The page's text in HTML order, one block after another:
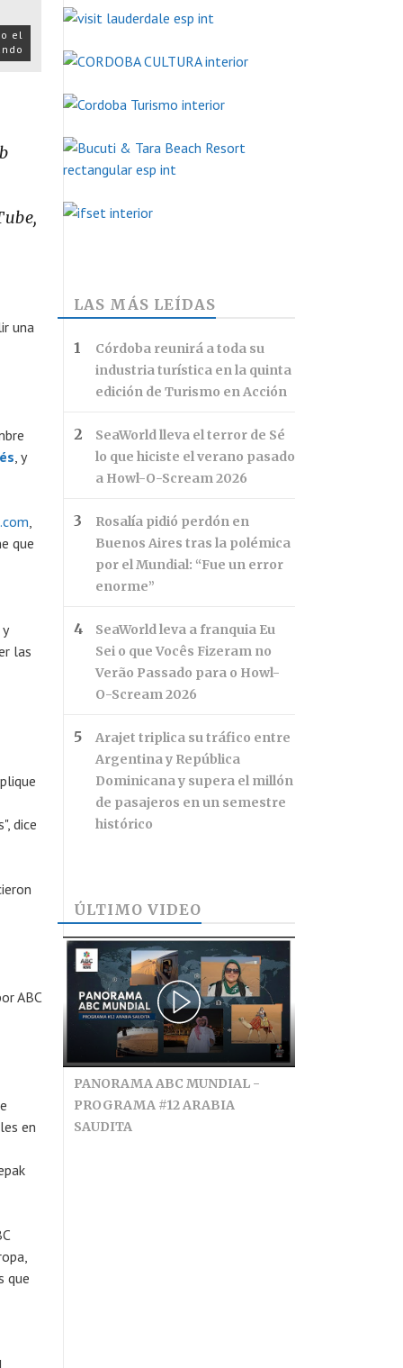
el
una
, y
,
que
las
dice
ABC
en
que
LAS MÁS LEÍDAS
Córdoba reunirá a toda su
industria turística en la quinta
edición de Turismo en Acción
SeaWorld lleva el terror de Sé
lo que hiciste el verano pasado
a Howl-O-Scream 2026
Rosalía pidió perdón en
Buenos Aires tras la polémica
por el Mundial: “Fue un error
enorme”
SeaWorld leva a franquia Eu
Sei o que Vocês Fizeram no
Verão Passado para o Howl-
O-Scream 2026
Arajet triplica su tráfico entre
Argentina y República
Dominicana y supera el millón
de pasajeros en un semestre
histórico
ÚLTIMO VIDEO
PANORAMA ABC MUNDIAL -
PROGRAMA #12 ARABIA
SAUDITA